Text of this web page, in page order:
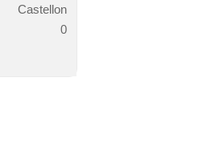
Castellon
0